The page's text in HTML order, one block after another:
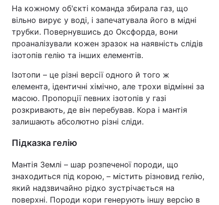
На кожному об'єкті команда збирала газ, що
вільно вирує у воді, і запечатувала його в мідні
трубки. Повернувшись до Оксфорда, вони
проаналізували кожен зразок на наявність слідів
ізотопів гелію та інших елементів.
Ізотопи – це різні версії одного й того ж
елемента, ідентичні хімічно, але трохи відмінні за
масою. Пропорції певних ізотопів у газі
розкривають, де він перебував. Кора і мантія
залишають абсолютно різні сліди.
Підказка гелію
Мантія Землі – шар розпеченої породи, що
знаходиться під корою, – містить різновид гелію,
який надзвичайно рідко зустрічається на
поверхні. Породи кори генерують іншу версію в